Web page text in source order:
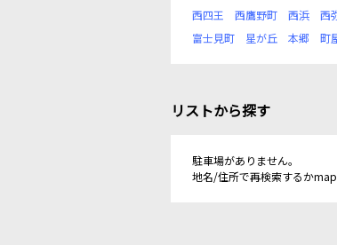
西四王
西鷹野町 西浜 西
富士見町
星が丘 本郷 町
リストから探す
駐車場がありません。
地名/住所で再検索するか